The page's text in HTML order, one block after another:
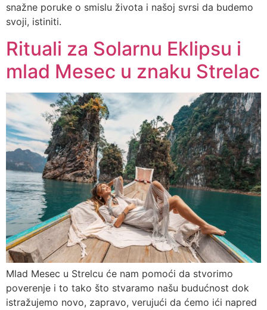
snažne poruke o smislu života i našoj svrsi da budemo
svoji, istiniti.
Rituali za Solarnu Eklipsu i
mlad Mesec u znaku Strelac
Mlad Mesec u Strelcu će nam pomoći da stvorimo
poverenje i to tako što stvaramo našu budućnost dok
istražujemo novo, zapravo, verujući da ćemo ići napred